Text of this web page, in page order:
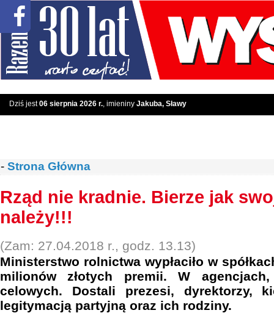
Dziś jest06 sierpnia 2026 r., imieniny Jakuba, Sławy
- Strona Główna
Rząd nie kradnie. Bierze jak
należy!!!
(Zam: 27.04.2018 r., godz. 13.13)
Ministerstwo rolnictwa wypłaciło w
milionów złotych premii. W agencjach,
celowych. Dostali prezesi, dyrektorzy,
legitymacją partyjną oraz ich rodziny.